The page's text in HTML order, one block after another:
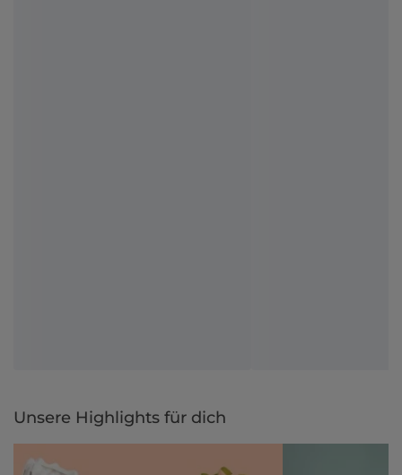
Unsere Highlights für dich